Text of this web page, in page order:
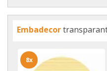
Embadecor
8x